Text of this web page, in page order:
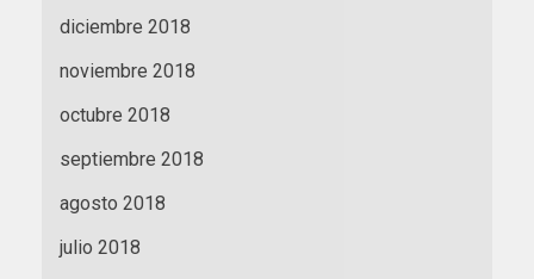
diciembre 2018
noviembre 2018
octubre 2018
septiembre 2018
agosto 2018
julio 2018